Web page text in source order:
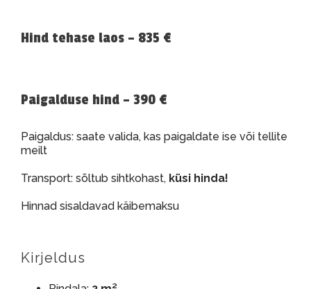
Hind tehase laos – 835 €
Paigalduse hind – 390 €
Paigaldus: saate valida, kas paigaldate ise või tellite
meilt
Transport: sõltub sihtkohast, küsi hinda!
Hinnad sisaldavad käibemaksu
Kirjeldus